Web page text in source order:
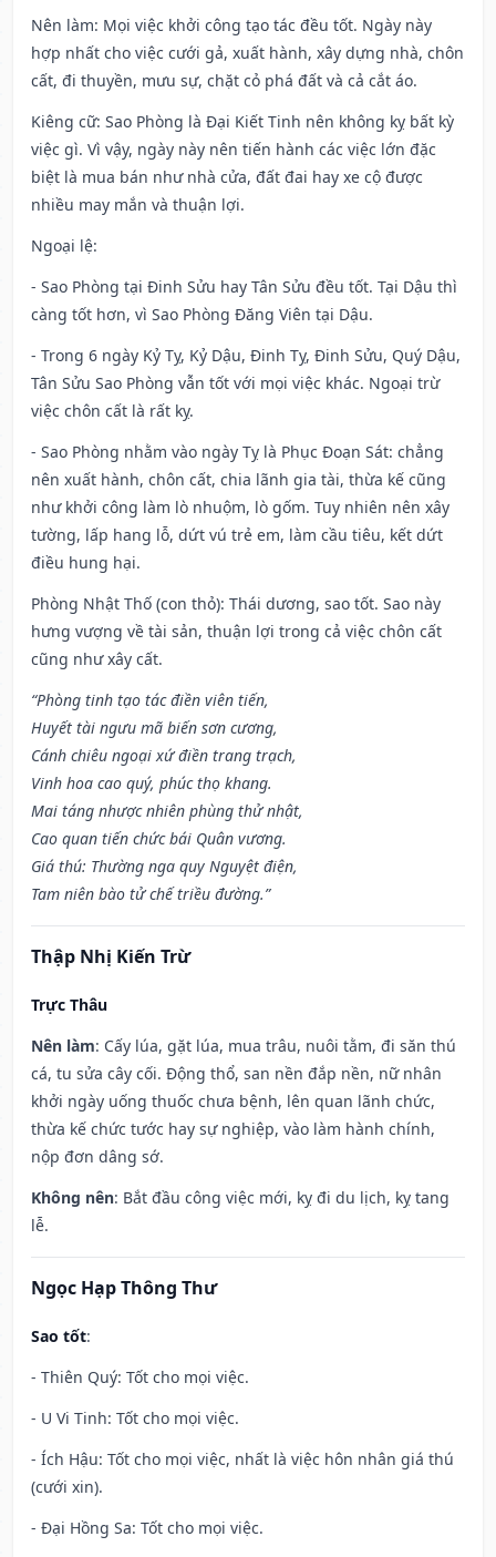
Nên làm: Mọi việc khởi công tạo tác đều tốt. Ngày này
hợp nhất cho việc cưới gả, xuất hành, xây dựng nhà, chôn
cất, đi thuyền, mưu sự, chặt cỏ phá đất và cả cắt áo.
Kiêng cữ: Sao Phòng là Đại Kiết Tinh nên không kỵ bất kỳ
việc gì. Vì vậy, ngày này nên tiến hành các việc lớn đặc
biệt là mua bán như nhà cửa, đất đai hay xe cộ được
nhiều may mắn và thuận lợi.
Ngoại lệ:
- Sao Phòng tại Đinh Sửu hay Tân Sửu đều tốt. Tại Dậu thì
càng tốt hơn, vì Sao Phòng Đăng Viên tại Dậu.
- Trong 6 ngày Kỷ Tỵ, Kỷ Dậu, Đinh Tỵ, Đinh Sửu, Quý Dậu,
Tân Sửu Sao Phòng vẫn tốt với mọi việc khác. Ngoại trừ
việc chôn cất là rất kỵ.
- Sao Phòng nhằm vào ngày Tỵ là Phục Đoạn Sát: chẳng
nên xuất hành, chôn cất, chia lãnh gia tài, thừa kế cũng
như khởi công làm lò nhuộm, lò gốm. Tuy nhiên nên xây
tường, lấp hang lỗ, dứt vú trẻ em, làm cầu tiêu, kết dứt
điều hung hại.
Phòng Nhật Thố (con thỏ): Thái dương, sao tốt. Sao này
hưng vượng về tài sản, thuận lợi trong cả việc chôn cất
cũng như xây cất.
“Phòng tinh tạo tác điền viên tiến,
Huyết tài ngưu mã biến sơn cương,
Cánh chiêu ngoại xứ điền trang trạch,
Vinh hoa cao quý, phúc thọ khang.
Mai táng nhược nhiên phùng thử nhật,
Cao quan tiến chức bái Quân vương.
Giá thú: Thường nga quy Nguyệt điện,
Tam niên bào tử chế triều đường.”
Thập Nhị Kiến Trừ
Trực Thâu
Nên làm: Cấy lúa, gặt lúa, mua trâu, nuôi tằm, đi săn thú
cá, tu sửa cây cối. Động thổ, san nền đắp nền, nữ nhân
khởi ngày uống thuốc chưa bệnh, lên quan lãnh chức,
thừa kế chức tước hay sự nghiệp, vào làm hành chính,
nộp đơn dâng sớ.
Không nên: Bắt đầu công việc mới, kỵ đi du lịch, kỵ tang
lễ.
Ngọc Hạp Thông Thư
Sao tốt:
- Thiên Quý: Tốt cho mọi việc.
- U Vi Tinh: Tốt cho mọi việc.
- Ích Hậu: Tốt cho mọi việc, nhất là việc hôn nhân giá thú
(cưới xin).
- Đại Hồng Sa: Tốt cho mọi việc.